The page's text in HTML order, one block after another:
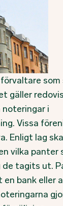
gäller
i
Vissa
Enligt lag
vilka panter
tagits ut.
bank eller